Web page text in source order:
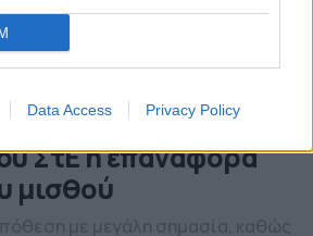
Data Access Privacy Policy
κρίνεται στην
ΣτΕ η επαναφορά
μισθού